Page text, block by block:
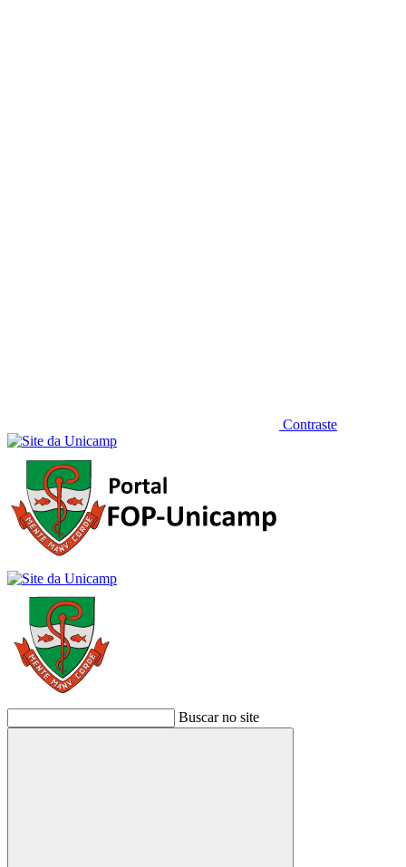
Contraste
Buscar no site